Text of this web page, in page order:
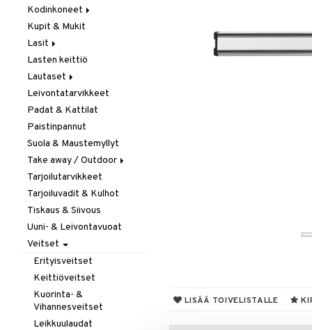
LISÄÄ TOIVELISTALLE
Kodinkoneet
Kahvi, Tee & Espresso
Leivänpaahtimet
Mixerit &
Sähkövatkaimet
Muut koneet
Vedenkeittimet
Kupit & Mukit
Lasit
Juoma- & Cocktailasit
Juomalasit
Olutlasit
Shamppanjalasit
Snapsi- & Aveclasit
Viinilasit
Whiskey- & Konjakkilasit
Lasten keittiö
Lautaset
Asetit
Ruokalautaset
Syvät lautaset
Leivontatarvikkeet
Padat & Kattilat
Paistinpannut
Suola & Maustemyllyt
Take away / Outdoor
Eväslaatikot
Pullot
Termoskannut
Termosmukit
Tarjoilutarvikkeet
Tarjoiluvadit & Kulhot
Tiskaus & Siivous
Uuni- & Leivontavuoat
Veitset
Erityisveitset
Keittiöveitset
Kuorinta- &
Vihannesveitset
Leikkuulaudat